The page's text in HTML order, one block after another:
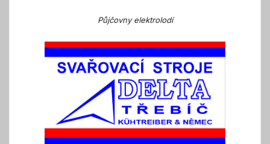
Půjčovny elektrolodí